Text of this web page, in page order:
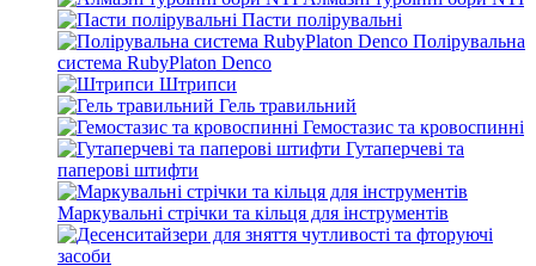
Пасти полірувальні
Полірувальна
система RubyPlaton Denco
Штрипси
Гель травильний
Гемостазис та кровоспинні
Гутаперчеві та
паперові штифти
Маркувальні стрічки та кільця для інструментів